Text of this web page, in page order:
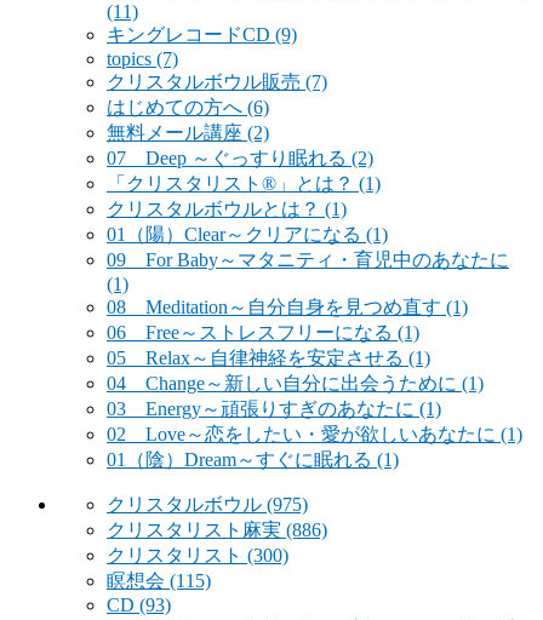
(11)
キングレコードCD (9)
topics (7)
クリスタルボウル販売 (7)
はじめての方へ (6)
無料メール講座 (2)
07 Deep ～ぐっすり眠れる (2)
「クリスタリスト®」とは？ (1)
クリスタルボウルとは？ (1)
01（陽）Clear～クリアになる (1)
09 For Baby～マタニティ・育児中のあなたに
(1)
08 Meditation～自分自身を見つめ直す (1)
06 Free～ストレスフリーになる (1)
05 Relax～自律神経を安定させる (1)
04 Change～新しい自分に出会うために (1)
03 Energy～頑張りすぎのあなたに (1)
02 Love～恋をしたい・愛が欲しいあなたに (1)
01（陰）Dream～すぐに眠れる (1)
クリスタルボウル (975)
クリスタリスト麻実 (886)
クリスタリスト (300)
瞑想会 (115)
CD (93)